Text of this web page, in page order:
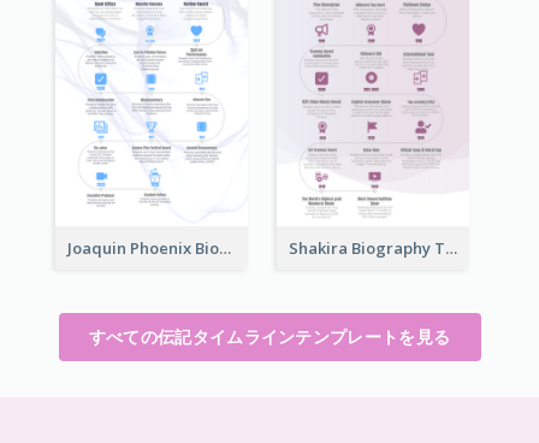
Joaquin Phoenix Biography Timeline Shakira Biography Timeline
すべての伝記タイムラインテンプレートを見る